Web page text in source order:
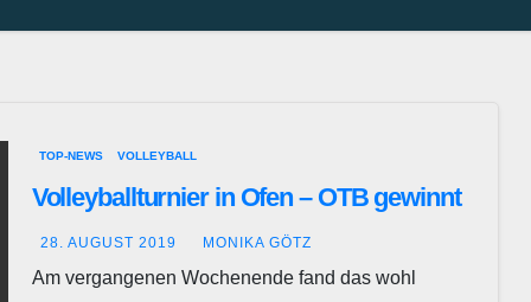
TOP-NEWS VOLLEYBALL
Volleyballturnier in Ofen – OTB gewinnt
28. AUGUST 2019 MONIKA GÖTZ
Am vergangenen Wochenende fand das wohl